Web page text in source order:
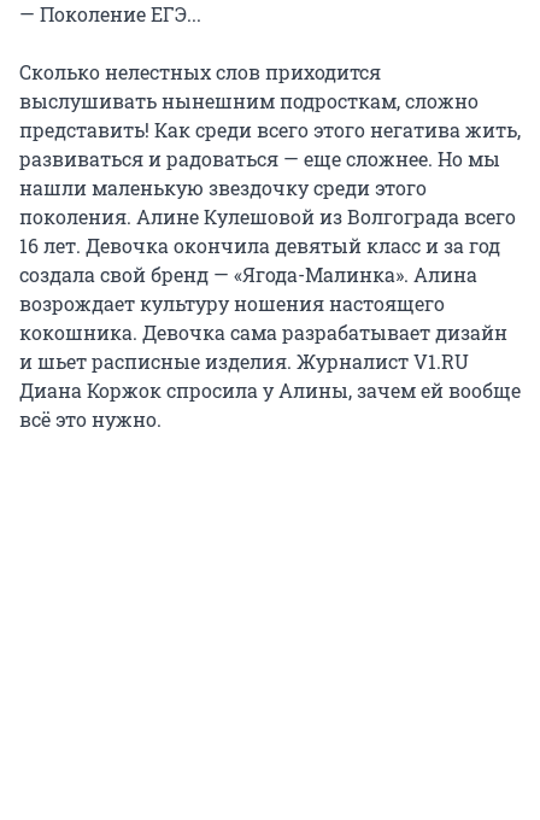
— Поколение ЕГЭ...
Сколько нелестных слов приходится
выслушивать нынешним подросткам, сложно
представить! Как среди всего этого негатива жить,
развиваться и радоваться — еще сложнее. Но мы
нашли маленькую звездочку среди этого
поколения. Алине Кулешовой из Волгограда всего
16 лет. Девочка окончила девятый класс и за год
создала свой бренд — «Ягода-Малинка». Алина
возрождает культуру ношения настоящего
кокошника. Девочка сама разрабатывает дизайн
и шьет расписные изделия. Журналист V1.RU
Диана Коржок спросила у Алины, зачем ей вообще
всё это нужно.